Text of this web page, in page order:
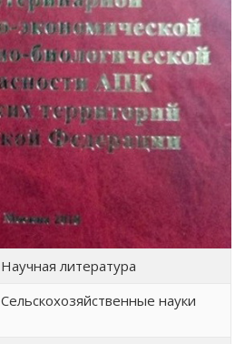
Научная литература
Сельскохозяйственные науки